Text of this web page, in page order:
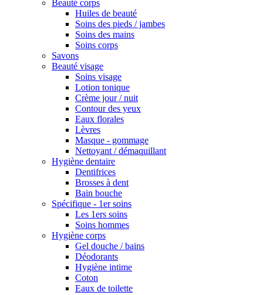
Beauté corps
Huiles de beauté
Soins des pieds / jambes
Soins des mains
Soins corps
Savons
Beauté visage
Soins visage
Lotion tonique
Crème jour / nuit
Contour des yeux
Eaux florales
Lèvres
Masque - gommage
Nettoyant / démaquillant
Hygiène dentaire
Dentifrices
Brosses à dent
Bain bouche
Spécifique - 1er soins
Les 1ers soins
Soins hommes
Hygiène corps
Gel douche / bains
Déodorants
Hygiène intime
Coton
Eaux de toilette